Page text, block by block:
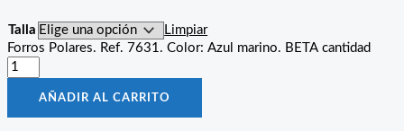
Talla
Limpiar
Forros Polares. Ref. 7631. Color: Azul marino. BETA cantidad
AÑADIR AL CARRITO